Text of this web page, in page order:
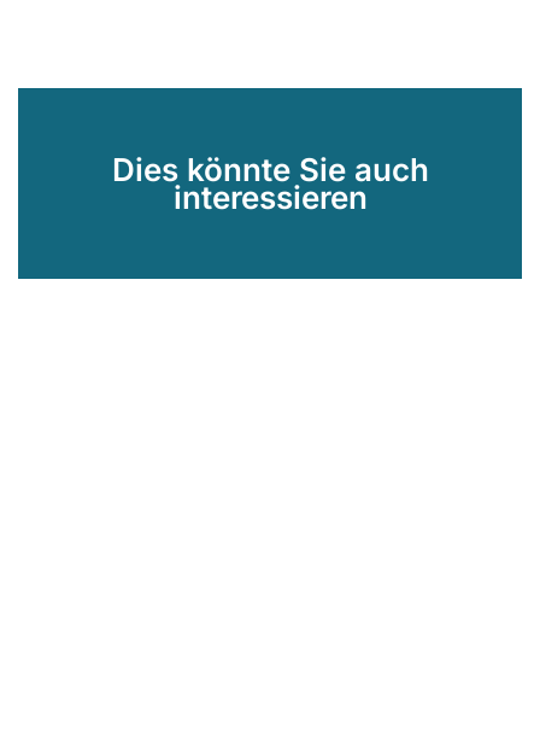
Dies könnte Sie auch
interessieren